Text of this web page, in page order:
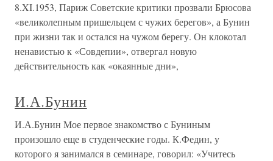
8.XI.1953, Париж Советские критики прозвали Брюсова
«великолепным пришельцем с чужих берегов», а Бунин
при жизни так и остался на чужом берегу. Он клокотал
ненавистью к «Совдепии», отвергал новую
действительность как «окаянные дни»,
И.А.Бунин
И.А.Бунин Мое первое знакомство с Буниным
произошло еще в студенческие годы. К.Федин, у
которого я занимался в семинаре, говорил: «Учитесь